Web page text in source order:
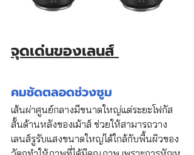
จุดเด่นของเลนส์
คมชัดตลอดช่วงซูม
เส้นผ่าศูนย์กลางมีขนาดใหญ่แต่ระยะโฟกัส
สั้นด้านหลังของเม้าส์ ช่วยให้สามารถวาง
เลนส์รูรับแสงขนาดใหญ่ได้ใกล้กับพื้นผิวของ